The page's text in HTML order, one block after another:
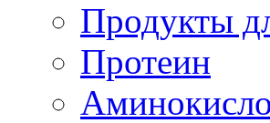
Продукты
Протеин